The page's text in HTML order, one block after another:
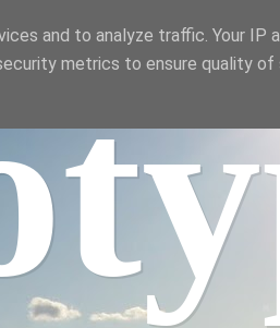
and to analyze traffic. Your IP
metrics to ensure quality of